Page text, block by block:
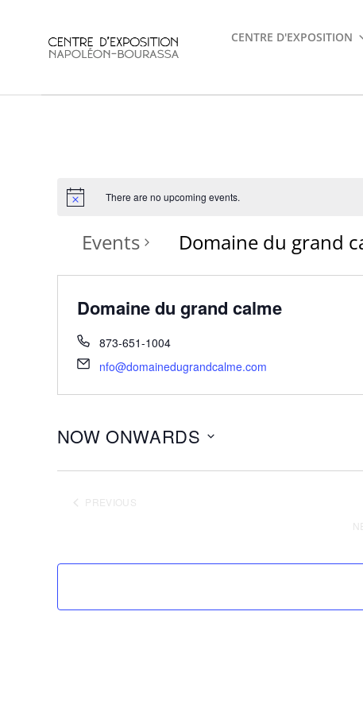
CENTRE D'EXPOSITION
There are no upcoming events.
Events Domaine du grand
Domaine du grand calme
873-651-1004
nfo@domainedugrandcalme.com
NOW ONWARDS
PREVIOUS